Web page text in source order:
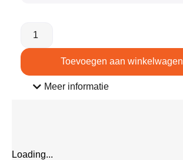
Toevoegen aan winkelwagen
Meer informatie
Loading...